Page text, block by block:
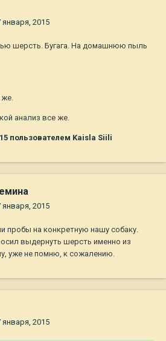
января, 2015
шерсть. Бугага. На домашнюю пыль
же.
анализ все же.
пользователем Kaisla Siili
января, 2015
пробы на конкретную нашу собаку.
выдернуть шерсть именно из
уже не помню, к сожалению.
января, 2015